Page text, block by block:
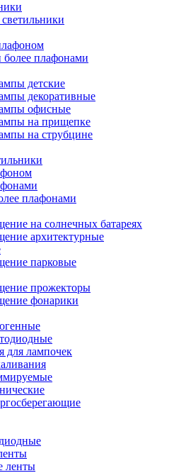
плафонами
детские
декоративные
офисные
на прищепке
на струбцине
плафонами
на солнечных батареях
архитектурные
парковые
прожекторы
фонарики
для лампочек
ленты